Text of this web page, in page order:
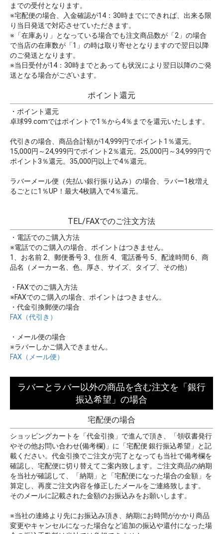
までの受付となります。
※宅配便の場合、入金確認が14：30時までにできれば、出来る限
り当日発送で対応させていただきます。
※「在庫あり」となっている場合でも注文商品数が「2」の場合
で当店の在庫数が「1」の時は取り寄せとなりますので翌日以降
のご発送となります。
※当日受付が14：30時までとあっても状況により翌日以降のご発
送となる場合がございます。
ポイント還元
・ポイント還元
卓球99.comではポイントで1％から4％までを還元いたします。
代引きの場合、商品合計額が14,999円でポイント1％還元。
15,000円～24,999円でポイント2％還元。25,000円～34,999円で
ポイント3％還元。35,000円以上で4％還元。
ラバーメール便（先払い銀行振り込み）の場合、ラバー1枚増え
るごとに1％UP！最大4枚購入で4％還元。
TEL/FAXでのご注文方法
・電話でのご購入方法
※電話でのご購入の場合、ポイントはつきません。
1、お名前 2、郵便番号 3、住所 4、電話番号 5、配達時間 6、商
品名（メーカー名、色、厚さ、サイズ、タイプ、その他）
・FAXでのご購入方法
※FAXでのご購入の場合、ポイントはつきません。
・代金引換郵便の場合
FAX（代引き）
・メール便の場合
※ラバーしかご購入できません。
FAX（メール便）
ラバーとラバー以外の商品を含む注文を「銀行
振込希望」の場合
宅配便の場合
ショッピングカートを「代金引換」で進んで頂き、「領収書発行
やその他お問い合わせ(備考欄)」に「宅配便 銀行振込希望」と記
載ください。代金引換でご注文が完了となっても当社で備考欄を
確認し、宅配便に切り替えてご案内致します。ご注文商品の納期
を当社が確認して、「納期」と「宅配便になった場合の金額」を
算定し、再度ご注文内容を修正したメールをご連絡致します。
そのメールに記載された金額のお振込みをお願いします。
※当社の連絡より先にお振込み頂き、納期にお時間がかかり商品
変更やキャンセルになった場合など追加の振込や還付になった場